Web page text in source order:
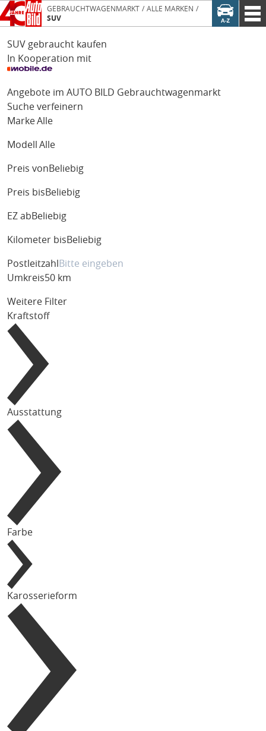
GEBRAUCHTWAGENMARKT
ALLE MARKEN
SUV
SUV gebraucht kaufen
In Kooperation mit
Angebote im AUTO BILD Gebrauchtwagenmarkt
Suche verfeinern
MarkeAlle
Modell Alle
Preis von Beliebig
Preis bis Beliebig
EZ ab Beliebig
Kilometer bis Beliebig
Postleitzahl
Umkreis50 km
Weitere Filter
Kraftstoff
Ausstattung
Farbe
Karosserieform